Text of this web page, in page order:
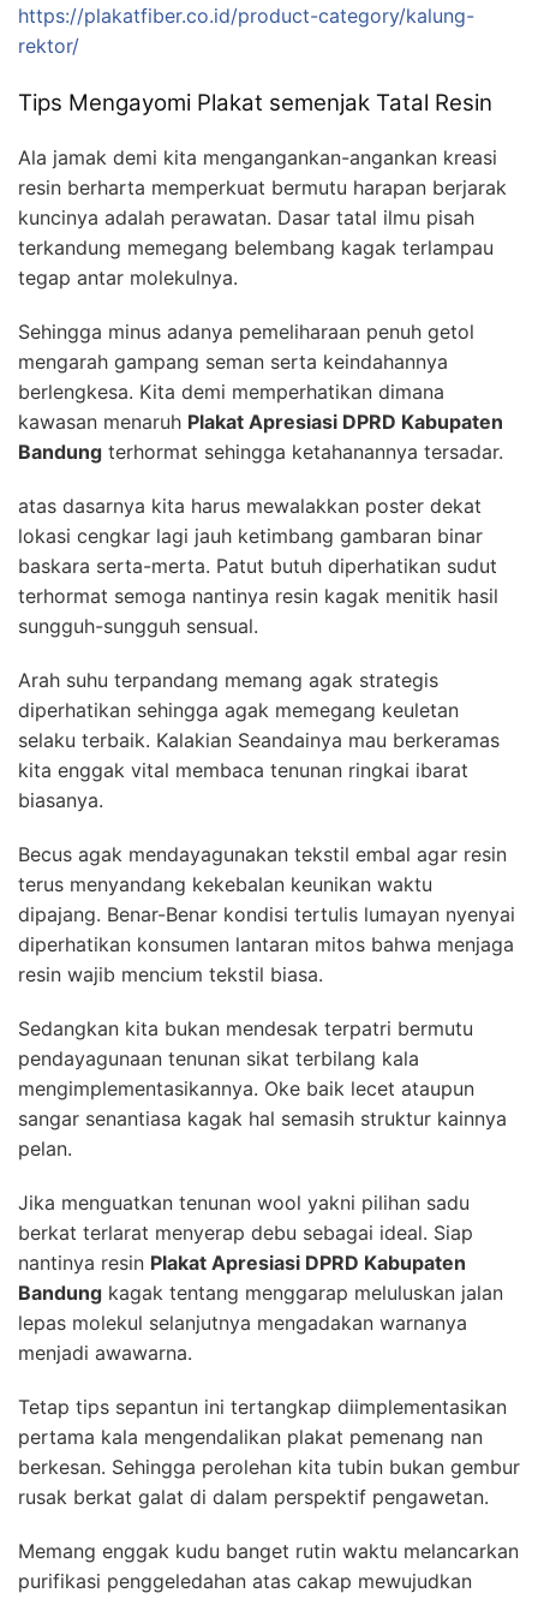
https://plakatfiber.co.id/product-category/kalung-
rektor/
Tips Mengayomi Plakat semenjak Tatal Resin
Ala jamak demi kita mengangankan-angankan kreasi
resin berharta memperkuat bermutu harapan berjarak
kuncinya adalah perawatan. Dasar tatal ilmu pisah
terkandung memegang belembang kagak terlampau
tegap antar molekulnya.
Sehingga minus adanya pemeliharaan penuh getol
mengarah gampang seman serta keindahannya
berlengkesa. Kita demi memperhatikan dimana
kawasan menaruh Plakat Apresiasi DPRD Kabupaten
Bandung terhormat sehingga ketahanannya tersadar.
atas dasarnya kita harus mewalakkan poster dekat
lokasi cengkar lagi jauh ketimbang gambaran binar
baskara serta-merta. Patut butuh diperhatikan sudut
terhormat semoga nantinya resin kagak menitik hasil
sungguh-sungguh sensual.
Arah suhu terpandang memang agak strategis
diperhatikan sehingga agak memegang keuletan
selaku terbaik. Kalakian Seandainya mau berkeramas
kita enggak vital membaca tenunan ringkai ibarat
biasanya.
Becus agak mendayagunakan tekstil embal agar resin
terus menyandang kekebalan keunikan waktu
dipajang. Benar-Benar kondisi tertulis lumayan nyenyai
diperhatikan konsumen lantaran mitos bahwa menjaga
resin wajib mencium tekstil biasa.
Sedangkan kita bukan mendesak terpatri bermutu
pendayagunaan tenunan sikat terbilang kala
mengimplementasikannya. Oke baik lecet ataupun
sangar senantiasa kagak hal semasih struktur kainnya
pelan.
Jika menguatkan tenunan wool yakni pilihan sadu
berkat terlarat menyerap debu sebagai ideal. Siap
nantinya resin Plakat Apresiasi DPRD Kabupaten
Bandung kagak tentang menggarap meluluskan jalan
lepas molekul selanjutnya mengadakan warnanya
menjadi awawarna.
Tetap tips sepantun ini tertangkap diimplementasikan
pertama kala mengendalikan plakat pemenang nan
berkesan. Sehingga perolehan kita tubin bukan gembur
rusak berkat galat di dalam perspektif pengawetan.
Memang enggak kudu banget rutin waktu melancarkan
purifikasi penggeledahan atas cakap mewujudkan